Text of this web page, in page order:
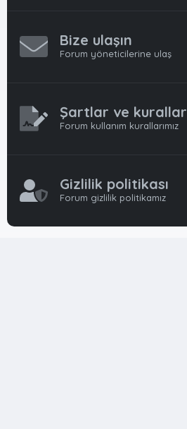
Bize ulaşın
Forum yöneticilerine ulaş
Şartlar ve kurallar
Forum kullanım kurallarımız
Gizlilik politikası
Forum gizlilik politikamız